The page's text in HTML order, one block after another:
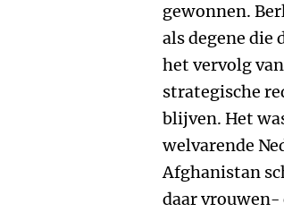
gewonnen.
als degene die
het vervolg
strategische
blijven. Het
welvarende
Afghanistan
daar vrouwen-